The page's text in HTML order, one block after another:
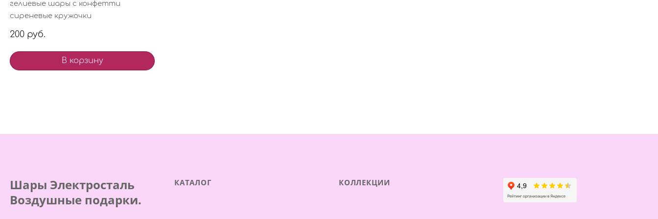
гелиевые шары с конфетти
сиреневые кружочки
200 руб.
В корзину
Шары Электросталь
Воздушные подарки.
КАТАЛОГ КОЛЛЕКЦИИ